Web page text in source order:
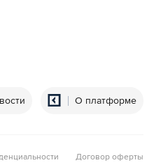
О платформе
Договор оферты